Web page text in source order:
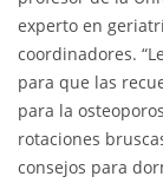
experto en
coordinadores.
para que las
para la
rotaciones
consejos para